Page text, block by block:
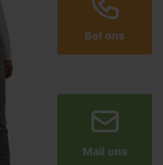
Bel ons
Mail ons